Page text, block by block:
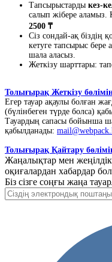
Тапсырыстарды кез-
салып жібере аламыз.
2500 ₸
Сіз сондай-ақ біздің
кетуге тапсырыс бере
шала аласыз.
Жеткізу шарттары:
Толығырақ Жеткізу
Егер тауар ақаулы болған
(бүлінбеген түрде болса)
Тауардың сапасы бойынша
қабылданады:
Толығырақ Қайтару
Жаңалықтар мен
оқиғалардан хабардар
Біз сізге соңғы жаңа